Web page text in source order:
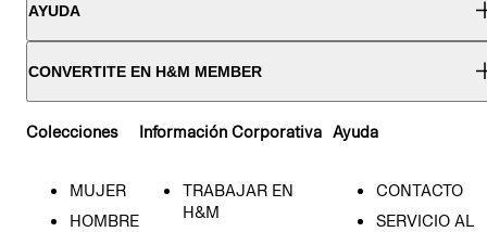
AYUDA
CONVERTITE EN H&M MEMBER
Colecciones
MUJER
HOMBRE
Información Corporativa
TRABAJAR EN
H&M
Ayuda
CONTACTO
SERVICIO AL